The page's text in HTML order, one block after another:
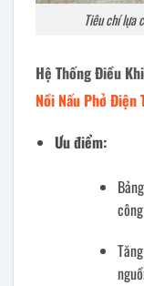
Tiêu chí lựa
Hệ Thống Điều
Nồi Nấu Phở Điện
Ưu điểm: